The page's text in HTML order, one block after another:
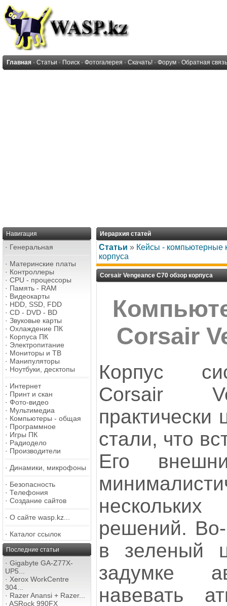
Главная · Статьи · Поиск · Фотогалерея · Скачать! · Форум · Обратная связь
Навигация
· Генеральная
· Материнские платы
· Контроллеры
· CPU - процессоры
· Память - RAM
· Видеокарты
· HDD, SSD, FDD
· CD - DVD - BD
· Звуковые карты
· Охлаждение ПК
· Корпуса ПК
· Электропитание
· Мониторы и ТВ
· Манипуляторы
· Ноутбуки, десктопы
· Интернет
· Принт и скан
· Фото-видео
· Мультимедиа
· Компьютеры - общая
· Программное
· Игры ПК
· Радиодело
· Производители
· Динамики, микрофоны
· Безопасность
· Телефония
· Создание сайтов
· О сайте wasp.kz...
· Каталог ссылок
Последние статьи
· Gigabyte GA-Z77X-
UP5...
· Xerox WorkCentre
304...
· Razer Anansi + Razer...
· ASRock 990FX
Иерархия статей
Статьи » Кейсы - компьютерные
корпуса
Corsair Vengeance C70 обзор корпуса
Corsair
Корпус
Corsair
практически
стали, что
Его
решений.
в зеленый
задумке
навевать